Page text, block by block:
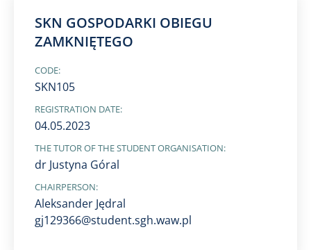
SKN GOSPODARKI OBIEGU
ZAMKNIĘTEGO
CODE:
SKN105
REGISTRATION DATE:
04.05.2023
THE TUTOR OF THE STUDENT ORGANISATION:
dr Justyna Góral
CHAIRPERSON:
Aleksander Jędral
gj129366@student.sgh.waw.pl